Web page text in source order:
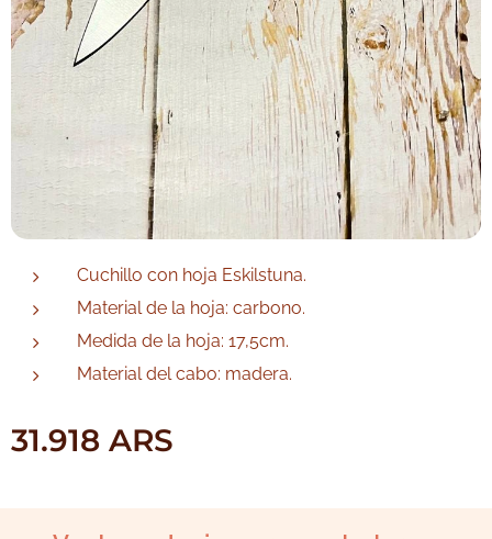
Cuchillo con hoja Eskilstuna.
Material de la hoja: carbono.
Medida de la hoja: 17,5cm.
Material del cabo: madera.
31.918 ARS